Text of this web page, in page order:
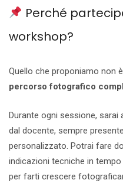
Perché
workshop?
Quello che proponiamo non
percorso fotografico
Durante ogni sessione,
dal docente, sempre
personalizzato. Potrai fare
indicazioni tecniche in
per farti crescere